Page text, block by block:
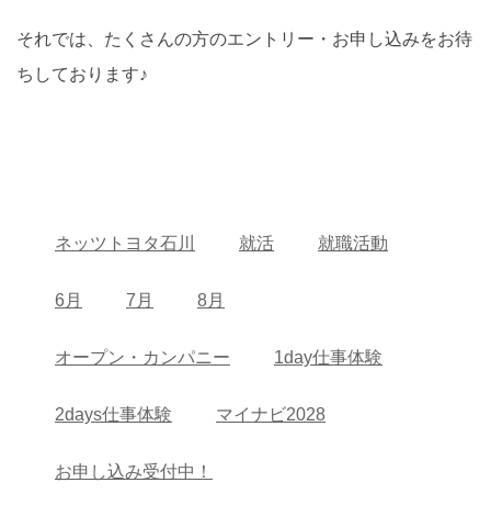
それでは、たくさんの方のエントリー・お申し込みをお待
ちしております♪
ネッツトヨタ石川 就活 就職活動
6月 7月 8月
オープン・カンパニー 1day仕事体験
2days仕事体験 マイナビ2028
お申し込み受付中！